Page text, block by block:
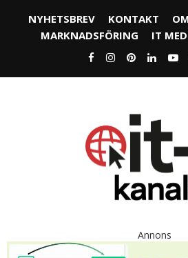
NYHETSBREV KONTAKT
MARKNADSFÖRING
IT
Annons